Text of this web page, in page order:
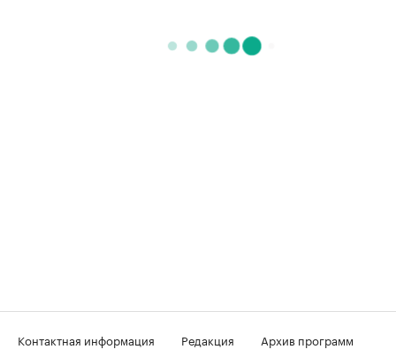
Контактная информация Редакция
Архив программ